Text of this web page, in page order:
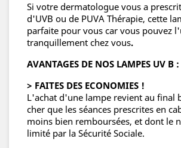
Si votre dermatologue vous a
d'UVB ou de PUVA Thérapie, cette
parfaite pour vous car vous pouvez
tranquillement chez vous.
AVANTAGES DE NOS LAMPES UV B :
> FAITES DES ECONOMIES !
L'achat d'une lampe revient au final
cher que les séances prescrites en
moins bien remboursées, et dont le
limité par la Sécurité Sociale.